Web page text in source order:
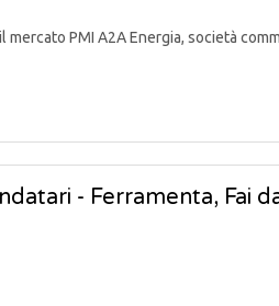
PMI A2A Energia, società
- Ferramenta, Fai